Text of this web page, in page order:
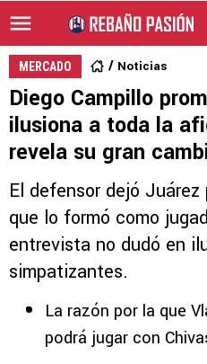
MERCADO Noticias
Diego Campillo
ilusiona a toda la
revela su gran
El defensor dejó
que lo formó como
entrevista no dudó en
simpatizantes.
La razón por la que
podrá jugar con